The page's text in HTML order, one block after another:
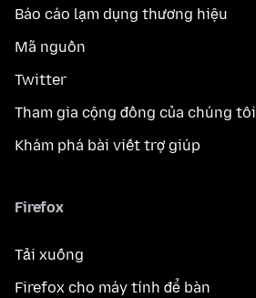
Báo cáo lạm dụng thương hiệu
Mã nguồn
Twitter
Tham gia cộng đồng của chúng tôi
Khám phá bài viết trợ giúp
Firefox
Tải xuống
Firefox cho máy tính để bàn